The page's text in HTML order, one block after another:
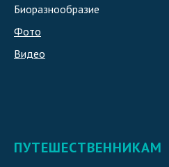
Биоразнообразие
Фото
Видео
ПУТЕШЕСТВЕННИКАМ